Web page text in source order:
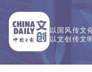
以国风传文
以文创传文